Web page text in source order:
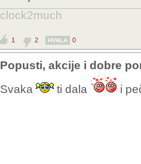
clock2much
1 2 HVALA 0
Popusti, akcije i dobre
Svaka
ti dala i